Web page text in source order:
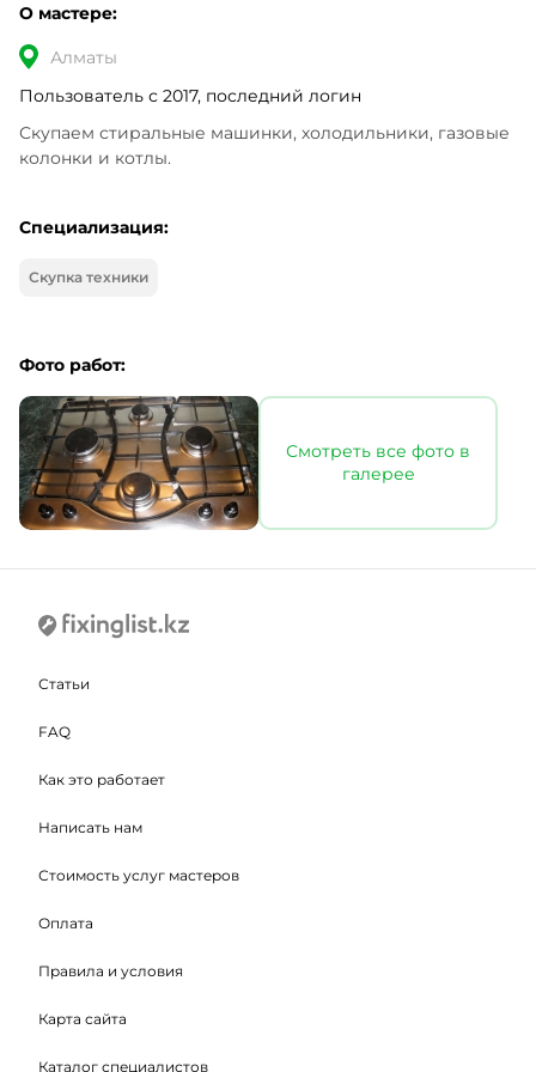
О мастере:
Алматы
Пользователь с 2017, последний логин
Скупаем стиральные машинки, холодильники, газовые
колонки и котлы.
Специализация:
Скупка техники
Фото работ:
Смотреть все фото в
галерее
Статьи
FAQ
Как это работает
Написать нам
Стоимость услуг мастеров
Оплата
Правила и условия
Карта сайта
Каталог специалистов